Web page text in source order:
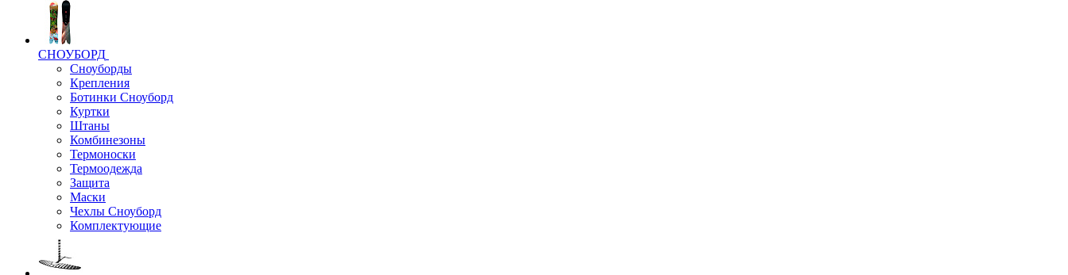
СНОУБОРД
Сноуборды
Крепления
Ботинки Сноуборд
Куртки
Штаны
Комбинезоны
Термоноски
Термоодежда
Защита
Маски
Чехлы Сноуборд
Комплектующие